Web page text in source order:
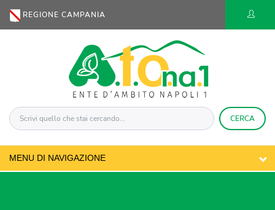
REGIONE CAMPANIA
CERCA